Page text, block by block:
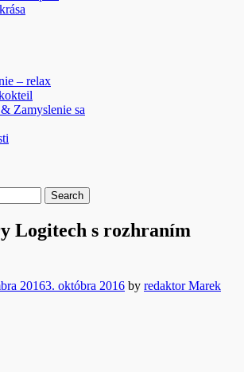
– relax
Zamyslenie sa
Logitech s rozhraním
20163. októbra 2016 by redaktor Marek